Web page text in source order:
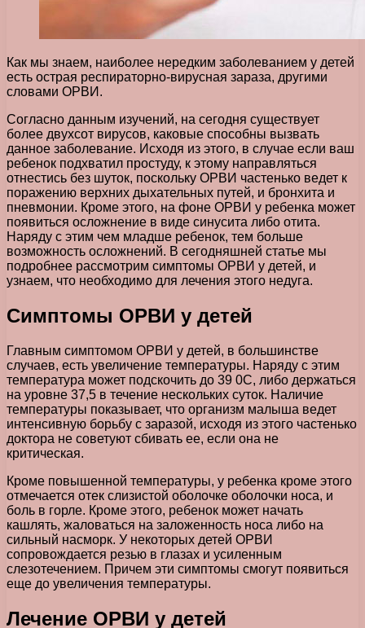
Как мы знаем, наиболее нередким заболеванием у детей
есть острая респираторно-вирусная зараза, другими
словами ОРВИ.
Согласно данным изучений, на сегодня существует
более двухсот вирусов, каковые способны вызвать
данное заболевание. Исходя из этого, в случае если ваш
ребенок подхватил простуду, к этому направляться
отнестись без шуток, поскольку ОРВИ частенько ведет к
поражению верхних дыхательных путей, и бронхита и
пневмонии. Кроме этого, на фоне ОРВИ у ребенка может
появиться осложнение в виде синусита либо отита.
Наряду с этим чем младше ребенок, тем больше
возможность осложнений. В сегодняшней статье мы
подробнее рассмотрим симптомы ОРВИ у детей, и
узнаем, что необходимо для лечения этого недуга.
Симптомы ОРВИ у детей
Главным симптомом ОРВИ у детей, в большинстве
случаев, есть увеличение температуры. Наряду с этим
температура может подскочить до 39 0С, либо держаться
на уровне 37,5 в течение нескольких суток. Наличие
температуры показывает, что организм малыша ведет
интенсивную борьбу с заразой, исходя из этого частенько
доктора не советуют сбивать ее, если она не
критическая.
Кроме повышенной температуры, у ребенка кроме этого
отмечается отек слизистой оболочке оболочки носа, и
боль в горле. Кроме этого, ребенок может начать
кашлять, жаловаться на заложенность носа либо на
сильный насморк. У некоторых детей ОРВИ
сопровождается резью в глазах и усиленным
слезотечением. Причем эти симптомы смогут появиться
еще до увеличения температуры.
Лечение ОРВИ у детей